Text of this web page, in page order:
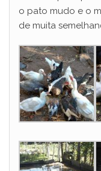
o pato mudo e o
de muita